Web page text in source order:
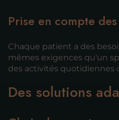
Prise en compte
Chaque patient a des
mêmes exigences qu'un
des activités quotidiennes
Des solutions